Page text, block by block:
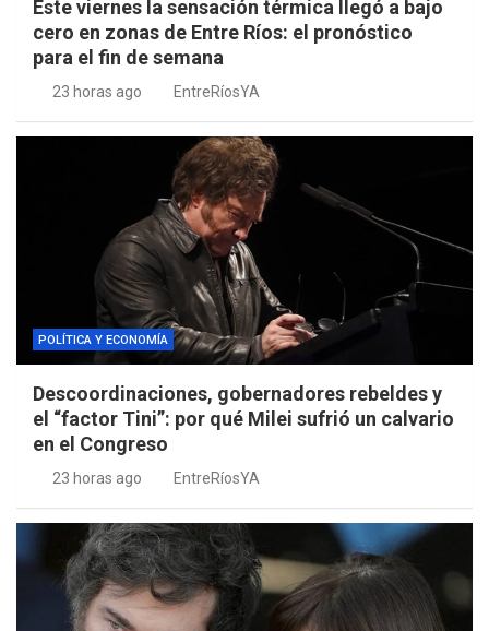
Este viernes la sensación térmica llegó a bajo
cero en zonas de Entre Ríos: el pronóstico
para el fin de semana
23 horas ago EntreRíosYA
POLÍTICA Y ECONOMÍA
Descoordinaciones, gobernadores rebeldes y
el “factor Tini”: por qué Milei sufrió un calvario
en el Congreso
23 horas ago EntreRíosYA